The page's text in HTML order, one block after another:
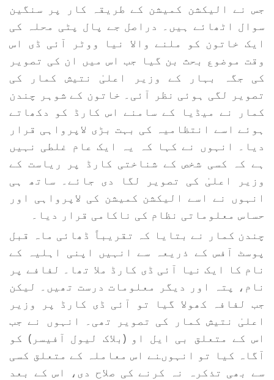
جس نے الیکشن کمیشن کے طریقہ کار پر سنگین
سوال اٹھائے ہیں۔ دراصل جے پال پٹی محلہ کی
ایک خاتون کو ملنے والا نیا ووٹر آئی ڈی اس
وقت موضوع بحث بن گیا جب اس میں ان کی تصویر
کی جگہ بہار کے وزیر اعلیٰ نتیش کمار کی
تصویر لگی ہوئی نظر آئی۔ خاتون کے شوہر چندن
کمار نے میڈیا کے سامنے اس کارڈ کو دکھاتے
ہوئے اسے انتظامیہ کی بہت بڑی لاپرواہی قرار
دیا۔ انہوں نے کہا کہ یہ ایک عام غلطی نہیں
ہے کہ کسی شخص کے شناختی کارڈ پر ریاست کے
وزیر اعلیٰ کی تصویر لگا دی جائے۔ ساتھ ہی
انہوں نے اسے الیکشن کمیشن کی لاپرواہی اور
حساس معلوماتی نظام کی ناکامی قرار دیا۔
چندن کمار نے بتایا کہ تقریباً ڈھائی ماہ قبل
پوسٹ آفس کے ذریعہ سے انہیں اپنی اہلیہ کے
نام کا ایک نیا آئی ڈی کارڈ ملا تھا۔ لفافے پر
نام، پتہ اور دیگر معلومات درست تھیں۔ لیکن
جب لفافہ کھولا گیا تو آئی ڈی کارڈ پر وزیر
اعلیٰ نتیش کمار کی تصویر تھی۔ انہوں نے جب
اس کے متعلق بی ایل او (بلاک لیول آفیسر) کو
آگاہ کیا تو انہوںنے اس معاملہ کے متعلق کسی
سے بھی تذکرہ نہ کرنے کی صلاح دی، اس کے بعد